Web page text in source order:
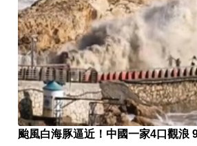
颱風白海豚逼近！中國一家4口觀浪